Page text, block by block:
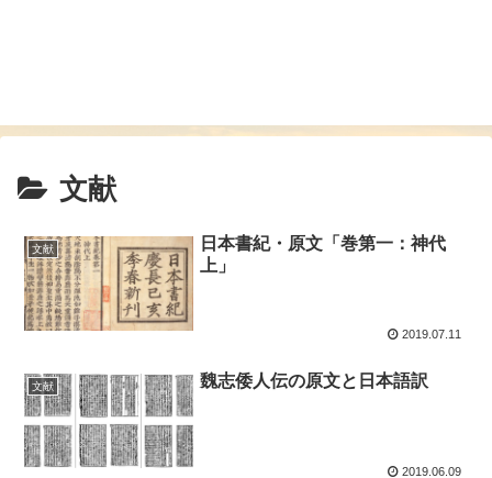
文献
文献
日本書紀・原文「巻第一：神代
上」
2019.07.11
文献 魏志倭人伝の原文と日本語訳
2019.06.09